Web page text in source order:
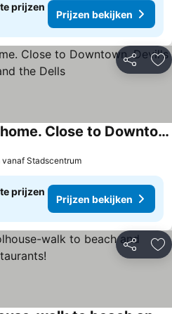
prijzen
Prijzen bekijken
Delen
Beautiful 4 bedroom home. Close to Downtown, Devil's Lake, and the Dells
vanaf Stadscentrum
prijzen
Prijzen bekijken
Delen